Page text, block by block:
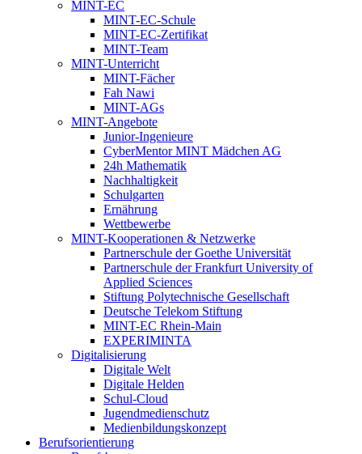
MINT-EC
MINT-EC-Schule
MINT-EC-Zertifikat
MINT-Team
MINT-Unterricht
MINT-Fächer
Fah Nawi
MINT-AGs
MINT-Angebote
Junior-Ingenieure
CyberMentor MINT Mädchen AG
24h Mathematik
Nachhaltigkeit
Schulgarten
Ernährung
Wettbewerbe
MINT-Kooperationen & Netzwerke
Partnerschule der Goethe Universität
Partnerschule der Frankfurt University of
Applied Sciences
Stiftung Polytechnische Gesellschaft
Deutsche Telekom Stiftung
MINT-EC Rhein-Main
EXPERIMINTA
Digitalisierung
Digitale Welt
Digitale Helden
Schul-Cloud
Jugendmedienschutz
Medienbildungskonzept
Berufsorientierung